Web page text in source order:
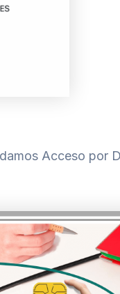
Acceso por